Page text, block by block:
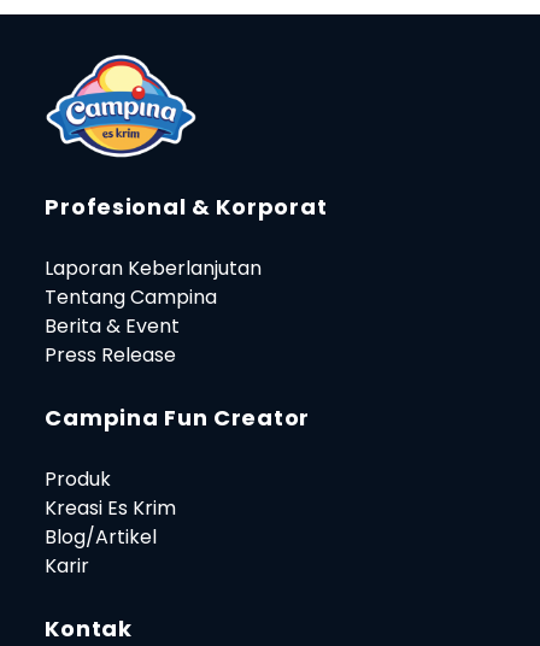
Profesional & Korporat
Laporan Keberlanjutan
Tentang Campina
Berita & Event
Press Release
Campina Fun Creator
Produk
Kreasi Es Krim
Blog/Artikel
Karir
Kontak